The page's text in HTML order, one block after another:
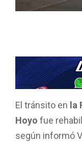
El tránsito en la
Hoyo fue
según informó